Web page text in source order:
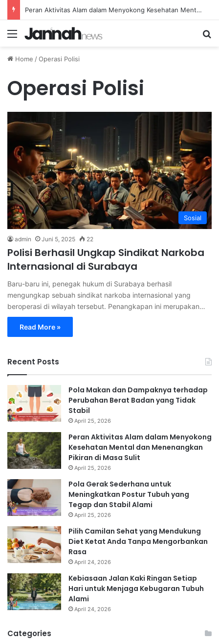
Peran Aktivitas Alam dalam Menyokong Kesehatan Mental dan Menenangkan Pikiran di Masa Sulit
Menu
Home /Operasi Polisi
Operasi Polisi
Sosial
admin Juni 5, 2025 22
Polisi Berhasil Ungkap Sindikat Narkoba
Internasional di Surabaya
Baru-baru ini, penegak hukum di Surabaya berhasil
mengungkap sebuah sindikat narkoba internasional yang
beroperasi di wilayah tersebut. Penangkapan ini merupakan…
Read More »
Recent Posts
Pola Makan dan Dampaknya terhadap
Perubahan Berat Badan yang Tidak
Stabil
April 25, 2026
Peran Aktivitas Alam dalam Menyokong
Kesehatan Mental dan Menenangkan
Pikiran di Masa Sulit
April 25, 2026
Pola Gerak Sederhana untuk
Meningkatkan Postur Tubuh yang
Tegap dan Stabil Alami
April 25, 2026
Pilih Camilan Sehat yang Mendukung
Diet Ketat Anda Tanpa Mengorbankan
Rasa
April 24, 2026
Kebiasaan Jalan Kaki Ringan Setiap
Hari untuk Menjaga Kebugaran Tubuh
Alami
April 24, 2026
Categories